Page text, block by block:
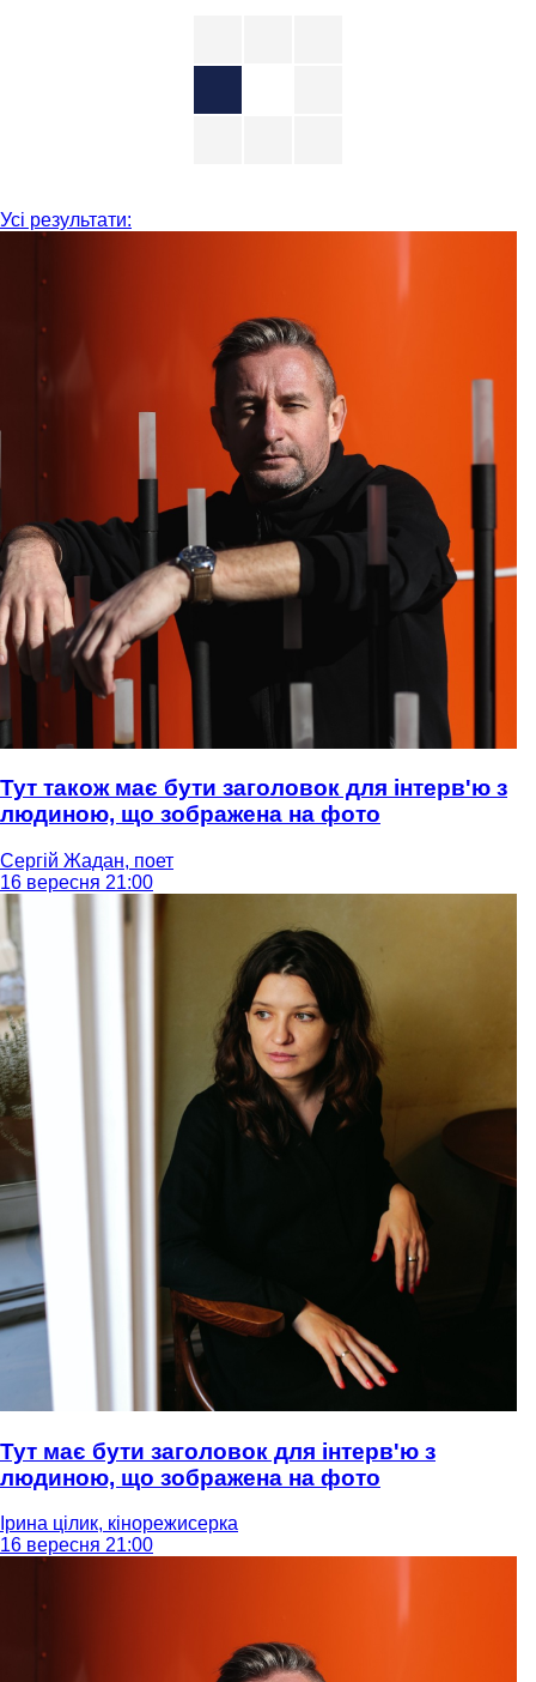
Усі результати:
Тут також має бути заголовок для інтерв'ю з
людиною, що зображена на фото
Сергій Жадан, поет
16 вересня 21:00
Тут має бути заголовок для інтерв'ю з
людиною, що зображена на фото
Ірина цілик, кінорежисерка
16 вересня 21:00